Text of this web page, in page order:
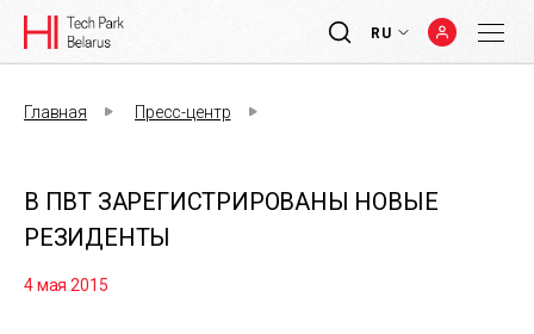
RU
Главная Пресс-центр
В ПВТ ЗАРЕГИСТРИРОВАНЫ НОВЫЕ
РЕЗИДЕНТЫ
4 мая 2015